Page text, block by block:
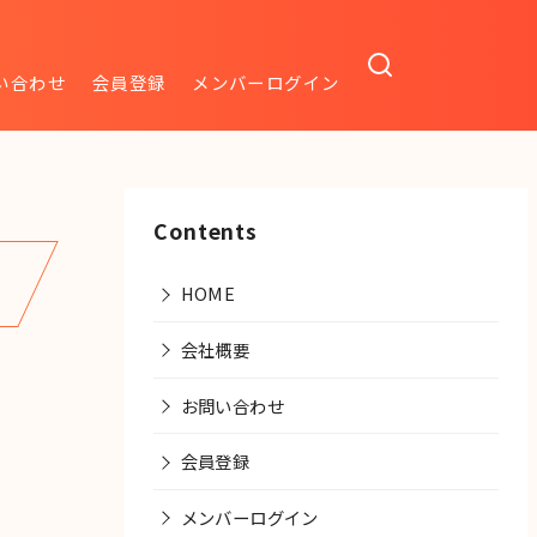
合わせ 会員登録 メンバーログイン
Contents
HOME
会社概要
お問い合わせ
会員登録
メンバーログイン